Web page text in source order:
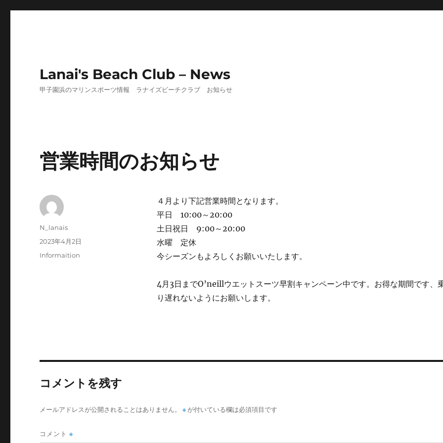
Lanai's Beach Club – News
甲子園浜のマリンスポーツ情報 ラナイズビーチクラブ お知らせ
営業時間のお知らせ
４月より下記営業時間となります。
平日 10:00～20:00
土日祝日 9:00～20:00
水曜 定休
今シーズンもよろしくお願いいたします。
4月3日までO’neillウエットスーツ早割キャンペーン中です。お得な期間です、
り遅れないようにお願いします。
投
N_lanais
投
2023年4月2日
カ
Informaition
コメントを残す
メールアドレスが公開されることはありません。 ※ が付いている欄は必須項目です
コメント※